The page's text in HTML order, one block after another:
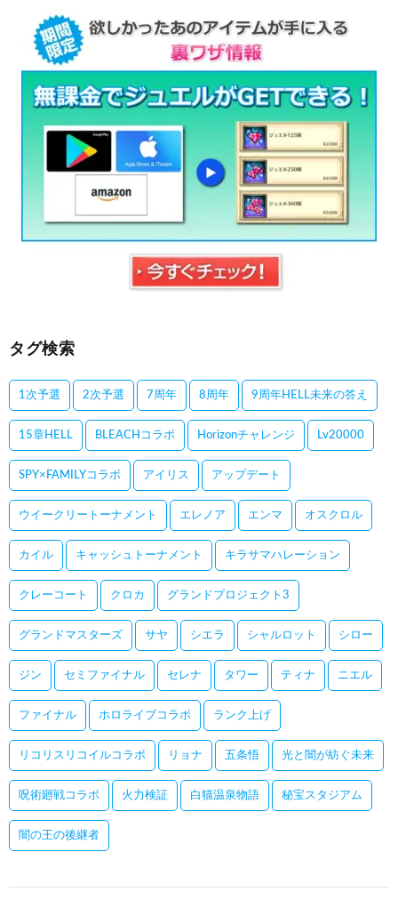
タグ検索
1次予選 2次予選 7周年 8周年 9周年HELL未来の答え
15章HELL BLEACHコラボ Horizonチャレンジ Lv20000
SPY×FAMILYコラボ アイリス アップデート
ウイークリートーナメント エレノア エンマ オスクロル
カイル キャッシュトーナメント キラサマハレーション
クレーコート クロカ グランドプロジェクト3
グランドマスターズ サヤ シエラ シャルロット シロー
ジン セミファイナル セレナ タワー ティナ ニエル
ファイナル ホロライブコラボ ランク上げ
リコリスリコイルコラボ リョナ 五条悟 光と闇が紡ぐ未来
呪術廻戦コラボ 火力検証 白猫温泉物語 秘宝スタジアム
闇の王の後継者